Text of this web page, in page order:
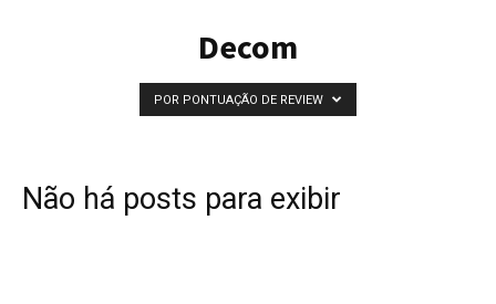
Fotec
Decom
POR PONTUAÇÃO DE REVIEW
Não há posts para exibir